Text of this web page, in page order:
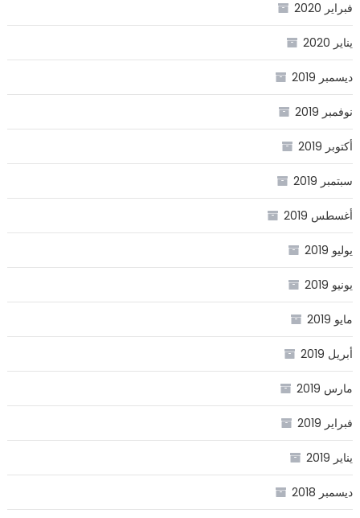
فبراير 2020
يناير 2020
ديسمبر 2019
نوفمبر 2019
أكتوبر 2019
سبتمبر 2019
أغسطس 2019
يوليو 2019
يونيو 2019
مايو 2019
أبريل 2019
مارس 2019
فبراير 2019
يناير 2019
ديسمبر 2018